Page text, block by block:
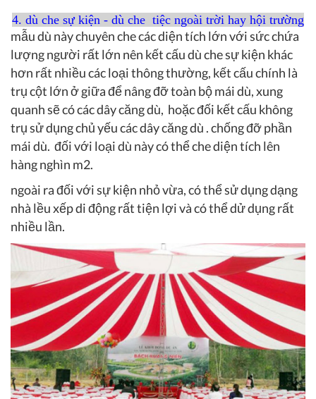
4. dù che sự kiện - dù che tiệc ngoài trời hay hội trường
mẫu dù này chuyên che các diện tích lớn với sức chứa
lượng người rất lớn nên kết cấu dù che sự kiện khác
hơn rất nhiều các loại thông thường, kết cấu chính là
trụ cột lớn ở giữa để nâng đỡ toàn bộ mái dù, xung
quanh sẽ có các dây căng dù, hoặc đối kết cấu không
trụ sử dụng chủ yếu các dây căng dù . chống đỡ phần
mái dù. đối với loại dù này có thể che diện tích lên
hàng nghìn m2.
ngoài ra đối với sự kiện nhỏ vừa, có thể sử dụng dạng
nhà lều xếp di động rất tiện lợi và có thể dử dụng rất
nhiều lần.